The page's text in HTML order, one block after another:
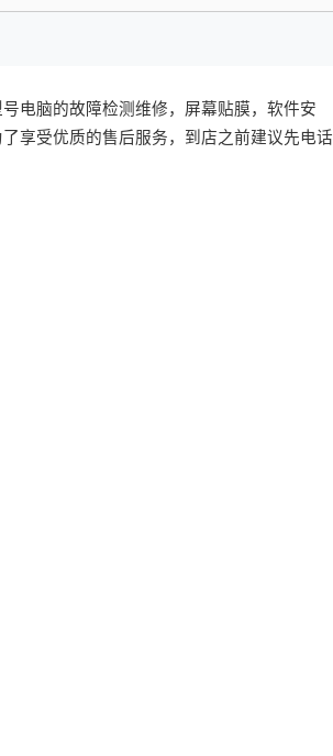
电脑的故障检测维修，屏幕贴膜，软件安
享受优质的售后服务，到店之前建议先电话